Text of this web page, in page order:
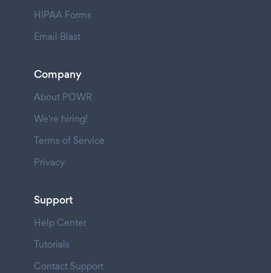
HIPAA Forms
Email Blast
Company
About POWR
We're hiring!
Terms of Service
Privacy
Support
Help Center
Tutorials
Contact Support